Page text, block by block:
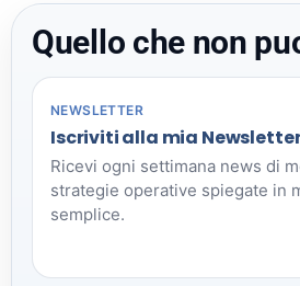
Quello che non
NEWSLETTER
Iscriviti alla mia
Ricevi ogni settimana news di
strategie operative spiegate in
semplice.